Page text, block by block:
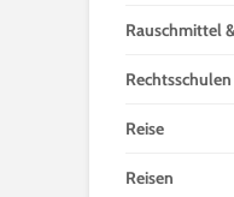
Rauschmittel
Rechtsschulen
Reise
Reisen